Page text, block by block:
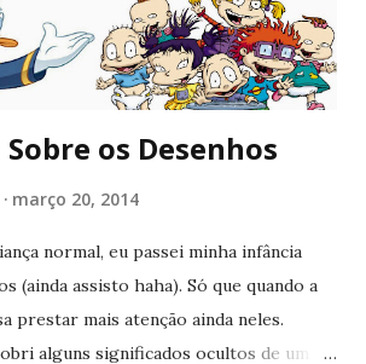
me vejo sentindo sozinha e ao
correspondida na mesma intensidade,
sinto, um pedaço ...
os Desenhos
março 20, 2014
normal, eu passei minha infância
(ainda assisto haha). Só que quando a
prestar mais atenção ainda neles.
alguns significados ocultos de um